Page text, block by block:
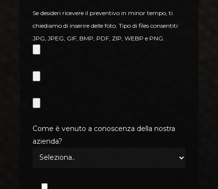
Se desideri ricevere il preventivo in minor tempo, ti
chiediamo di inserire delle foto. Tipo di files consentiti:
JPG, JPEG, GIF, BMP, PDF, ZIP, WEBP e PNG.
Come è venuto a conoscenza della nostra
azienda?